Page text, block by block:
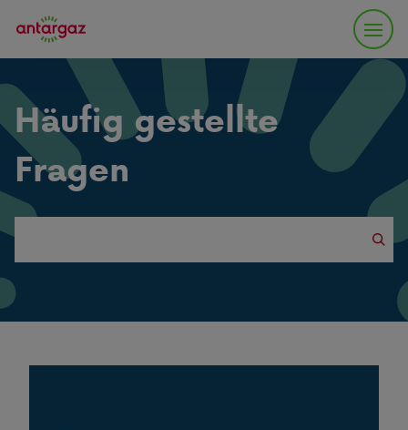
Häufig gestellte
Fragen